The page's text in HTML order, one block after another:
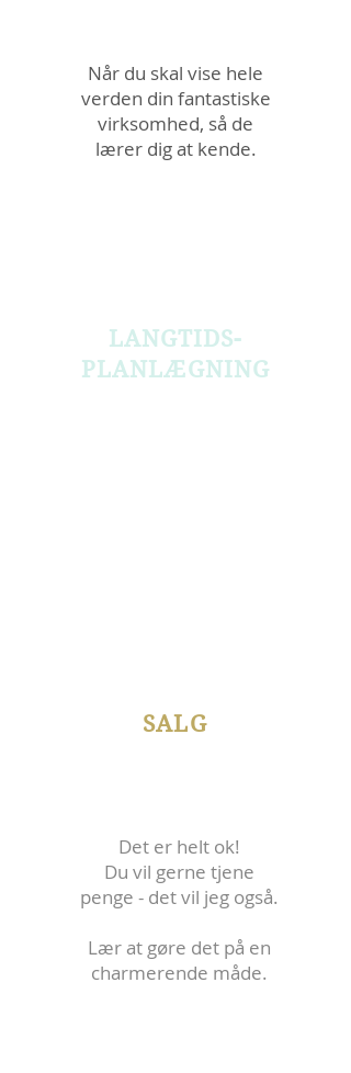
Når du skal vise hele
verden din fantastiske
virksomhed, så de
lærer dig at kende.
LANGTIDS-
PLANLÆGNING
SALG
Det er helt ok!
Du vil gerne tjene
penge - det vil jeg også.
Lær at gøre det på en
charmerende måde.